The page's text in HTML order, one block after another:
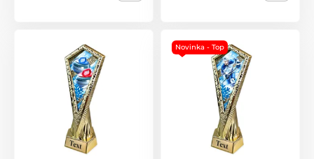
Novinka - Top